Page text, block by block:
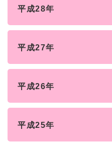
平成28年
平成27年
平成26年
平成25年